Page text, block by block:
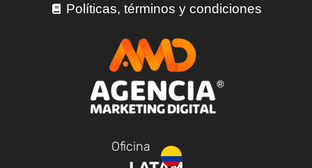
Políticas, términos y condiciones
Oficina